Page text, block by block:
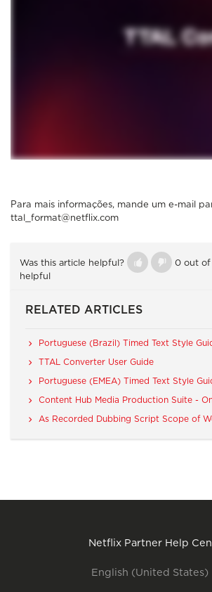
Para mais informações, mande um e-mail
ttal_format@netflix.com
Was this article helpful?
0 out of
helpful
RELATED ARTICLES
Portuguese (Brazil) Timed Text Style
TTAL Converter User Guide
Portuguese (EMEA) Timed Text Style
Content Hub Media Production Suite -
As Recorded Dubbing Script Scope of
Netflix Partner Help
English (United States)